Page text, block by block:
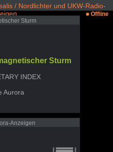
/ Nordlichter und UKW-Radio-
Offline
Sturm
Sturm
INDEX
Aurora
Anzeigen